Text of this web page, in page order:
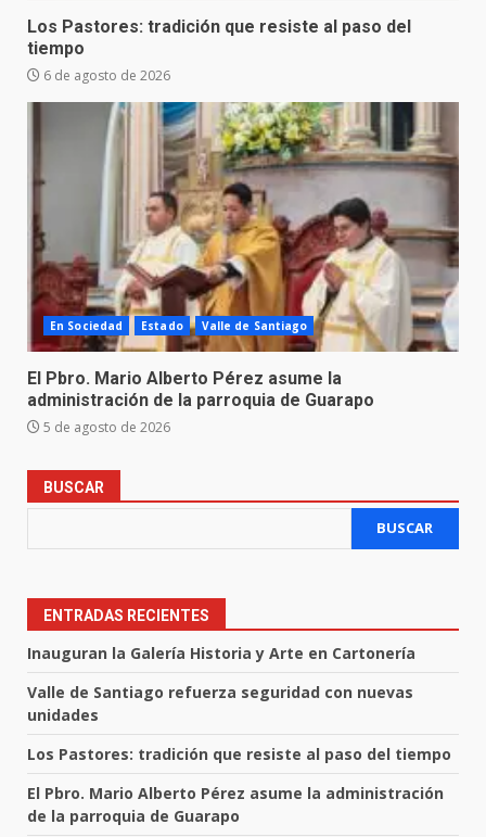
Los Pastores: tradición que resiste al paso del
tiempo
6 de agosto de 2026
En Sociedad Estado Valle de Santiago
El Pbro. Mario Alberto Pérez asume la
administración de la parroquia de Guarapo
5 de agosto de 2026
BUSCAR
BUSCAR
ENTRADAS RECIENTES
Inauguran la Galería Historia y Arte en Cartonería
Valle de Santiago refuerza seguridad con nuevas
unidades
Los Pastores: tradición que resiste al paso del tiempo
El Pbro. Mario Alberto Pérez asume la administración
de la parroquia de Guarapo